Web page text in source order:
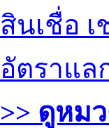
สินเชื่อ เ
อัตราแล
>> ดูหม